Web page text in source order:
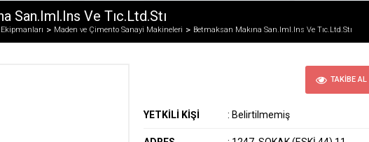
San.Iml.Ins Ve Tıc.Ltd.Stı
Maden ve Çimento Sanayi Makineleri Betmaksan Makına San.Iml.Ins Ve Tıc.Ltd.Stı
TAKİBE AL
YETKİLİ KİŞİ : Belirtilmemiş